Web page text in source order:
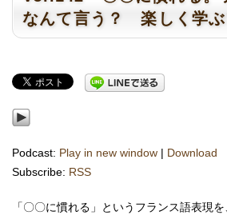
なんて言う？ 楽しく学
Podcast: Play in new window | Download
Subscribe: RSS
「〇〇に慣れる」というフランス語表現